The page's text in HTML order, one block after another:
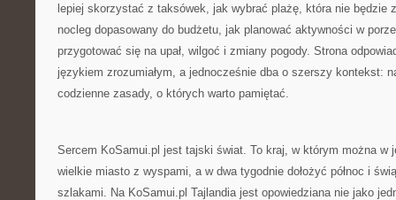
lepiej skorzystać z taksówek, jak wybrać plażę, która nie będzie
nocleg dopasowany do budżetu, jak planować aktywności w
przygotować się na upał, wilgoć i zmiany pogody. Strona
językiem zrozumiałym, a jednocześnie dba o szerszy kontekst:
codzienne zasady, o których warto pamiętać.
Sercem KoSamui.pl jest tajski świat. To kraj, w którym można w
wielkie miasto z wyspami, a w dwa tygodnie dołożyć północ i
szlakami. Na KoSamui.pl Tajlandia jest opowiedziana nie jako